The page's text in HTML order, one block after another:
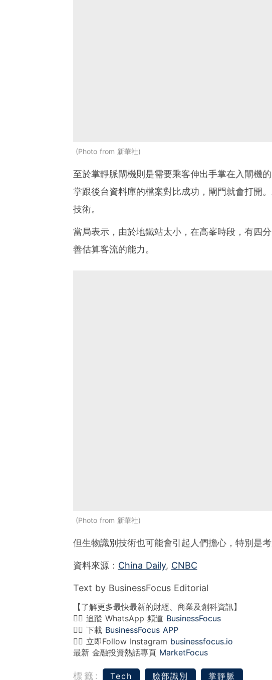
Photo from 新華社
至於掌靜脈閘機則是需要乘客伸出手掌在入閘機
掌跟後台資料庫的檔案對比成功，閘門就會打開
技術。
當局表示，由於地鐵站太小，在高峯時段，有四
善估算客流的能力。
Photo from 新華社
但生物識別技術也可能會引起人們擔心，特別是
資料來源： China Daily, CNBC
Text by BusinessFocus Editorial
【了解更多最快最新的財經、商業及創科資訊】
👉🏻 追蹤 WhatsApp 頻道 BusinessFocus
👉🏻 下載 BusinessFocus APP
👉🏻 立即Follow Instagram businessfocus.io
最新 金融投資熱話專頁 MarketFocus
標籤: Tech 臉部識別 掌靜脈